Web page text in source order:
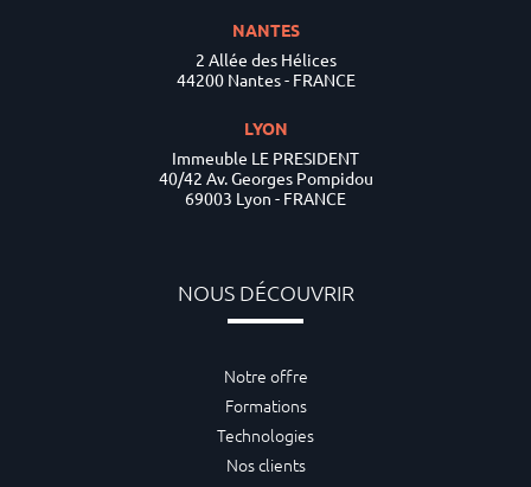
NANTES
2 Allée des Hélices
44200 Nantes - FRANCE
LYON
Immeuble LE PRESIDENT
40/42 Av. Georges Pompidou
69003 Lyon - FRANCE
NOUS DÉCOUVRIR
Notre offre
Formations
Technologies
Nos clients